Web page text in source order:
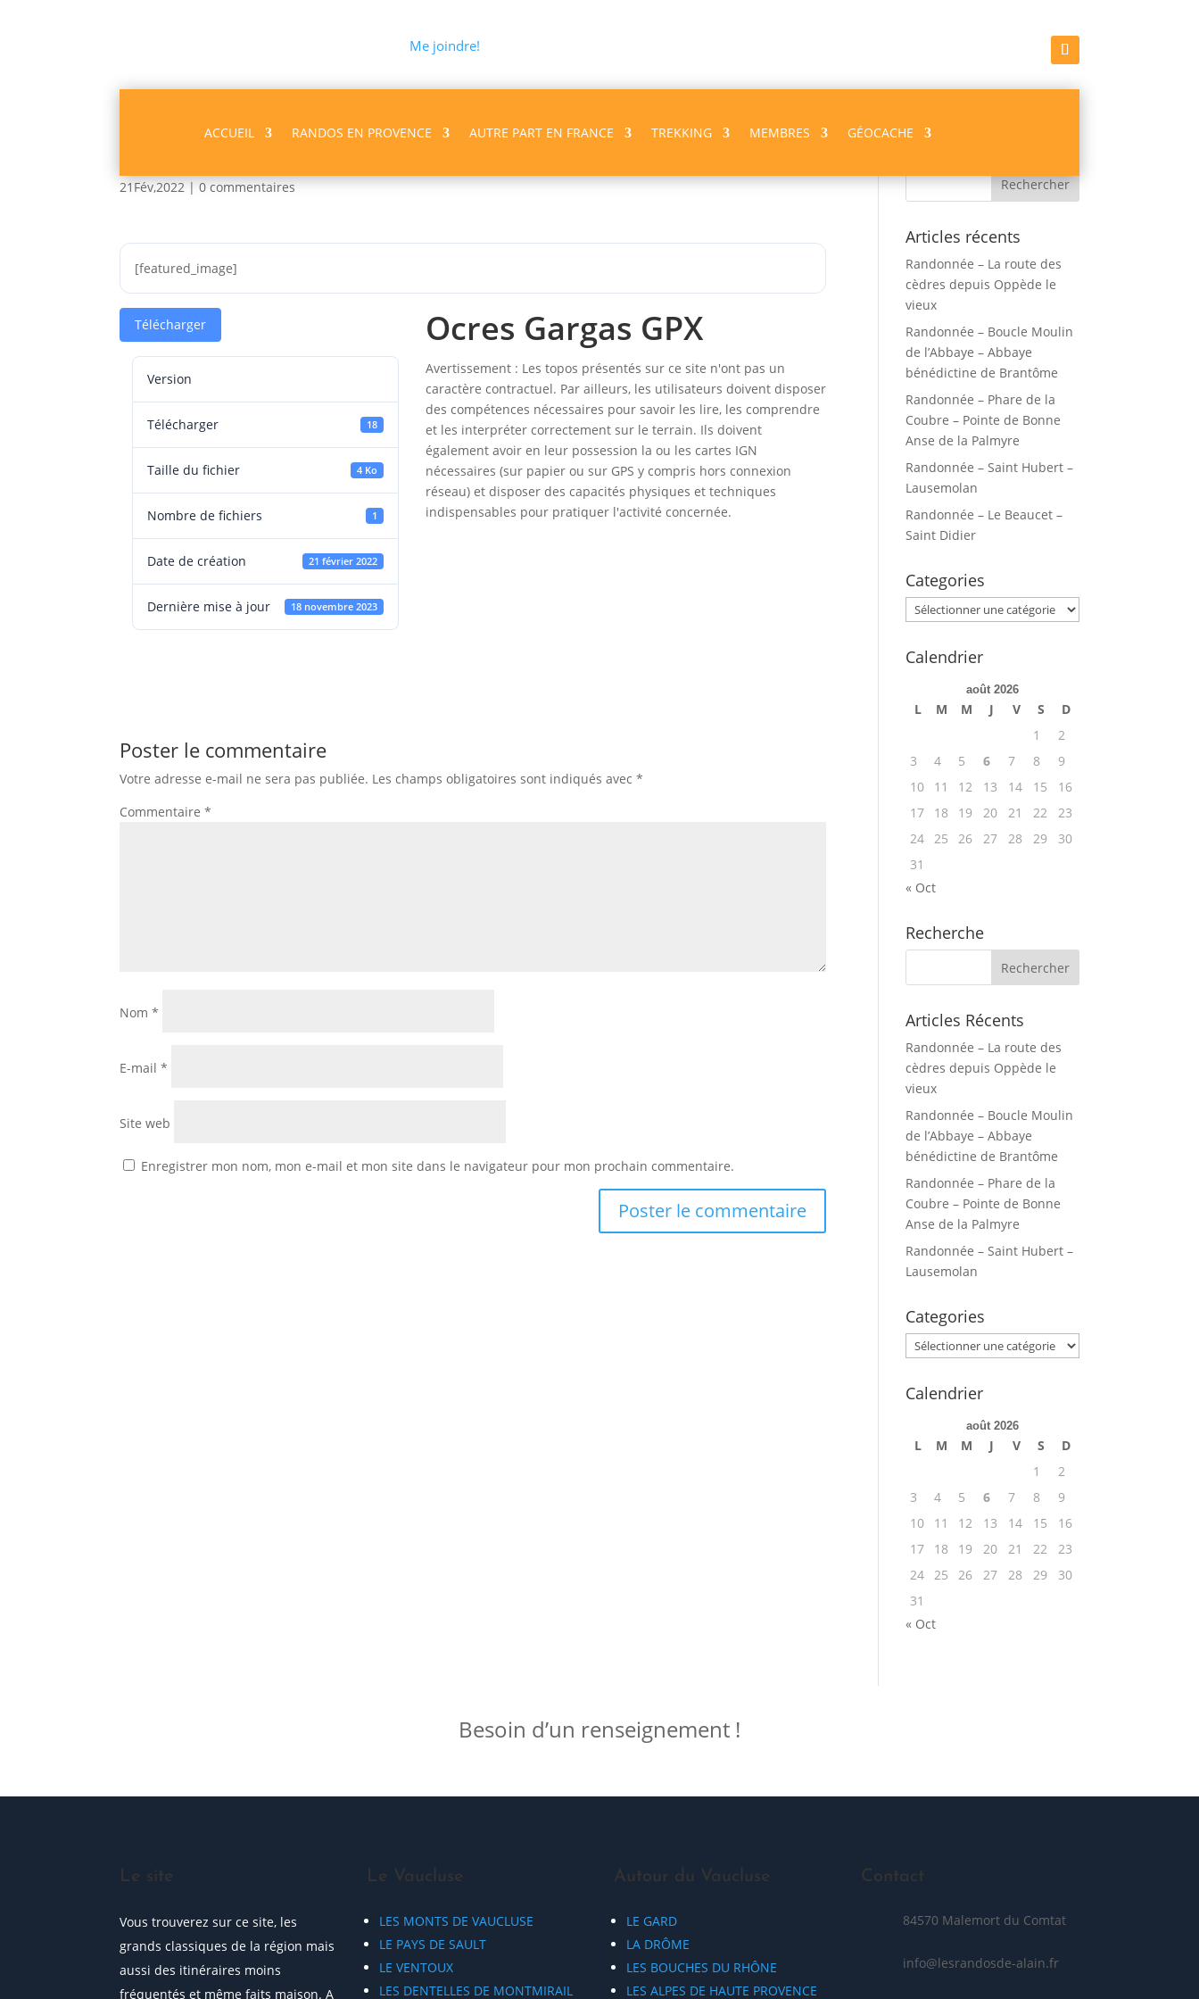
Me joindre!
ACCUEIL RANDOS EN PROVENCE AUTRE PART EN FRANCE TREKKING MEMBRES GÉOCACHE
21Fév,2022|0 commentaires
[featured_image]
Télécharger
Version
Télécharger 18
Taille du fichier 4 Ko
Nombre de fichiers 1
Date de création 21 février 2022
Dernière mise à jour 18 novembre 2023
Ocres Gargas GPX
Avertissement : Les topos présentés sur ce site n'ont pas un
caractère contractuel. Par ailleurs, les utilisateurs doivent disposer
des compétences nécessaires pour savoir les lire, les comprendre
et les interpréter correctement sur le terrain. Ils doivent
également avoir en leur possession la ou les cartes IGN
nécessaires (sur papier ou sur GPS y compris hors connexion
réseau) et disposer des capacités physiques et techniques
indispensables pour pratiquer l'activité concernée.
Poster le commentaire
Votre adresse e-mail ne sera pas publiée. Les champs obligatoires sont indiqués avec*
Commentaire*
Nom*
E-mail*
Site web
Enregistrer mon nom, mon e-mail et mon site dans le navigateur pour mon prochain commentaire.
Articles récents
Randonnée – La route des
cèdres depuis Oppède le
vieux
Randonnée – Boucle Moulin
de l’Abbaye – Abbaye
bénédictine de Brantôme
Randonnée – Phare de la
Coubre – Pointe de Bonne
Anse de la Palmyre
Randonnée – Saint Hubert –
Lausemolan
Randonnée – Le Beaucet –
Saint Didier
Categories
Categories
Calendrier
août 2026
L M M J V S
D
1
2
3
4 5 6 7 8
9
10
11 12 13 14 15
16
17
18 19 20 21 22
23
24 25 26 27 28 29
30
31
« Oct
Recherche
Articles Récents
Randonnée – La route des
cèdres depuis Oppède le
vieux
Randonnée – Boucle Moulin
de l’Abbaye – Abbaye
bénédictine de Brantôme
Randonnée – Phare de la
Coubre – Pointe de Bonne
Anse de la Palmyre
Randonnée – Saint Hubert –
Lausemolan
Categories
Categories
Calendrier
août 2026
L M M J V S
D
1
2
3
4 5 6 7 8
9
10
11 12 13 14 15
16
17
18 19 20 21 22
23
24 25 26 27 28 29
30
31
« Oct
Besoin d’un renseignement !
Le site
Vous trouverez sur ce site, les
grands classiques de la région mais
aussi des itinéraires moins
fréquentés et même faits maison. A
Le Vaucluse
LES MONTS DE VAUCLUSE
LE PAYS DE SAULT
LE VENTOUX
LES DENTELLES DE MONTMIRAIL
Autour du Vaucluse
LE GARD
LA DRÔME
LES BOUCHES DU RHÔNE
LES ALPES DE HAUTE PROVENCE
Contact
84570 Malemort du Comtat
info@lesrandosde-alain.fr